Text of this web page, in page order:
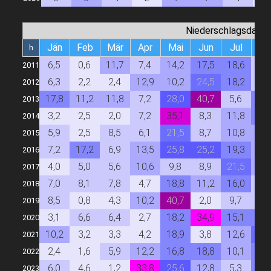
Niederschlagsdauer
h Jän Feb Mär Apr Mai Jun Jul
2011 6,5 0,6 11,7 7,4 14,2 17,5 18,6
2012 6,3 2,2 2,4 12,9 10,2 24,5 18,2
2013 17,8 11,2 11,8 7,2 28,0 40,7 5,6
2014 3,2 2,5 2,0 7,2 35,1 8,3 11,8
2015 5,9 2,5 8,5 6,1 21,5 8,7 10,8
2016 7,2 17,2 6,9 13,5 25,8 25,2 19,3
2017 4,0 5,0 5,6 10,6 9,8 8,9 21,5
2018 7,0 8,1 7,8 4,7 18,8 11,2 16,0
2019 8,5 0,8 4,3 10,2 40,7 2,0 9,7
2020 3,1 6,6 6,4 2,7 18,2 34,9 15,1
2021 10,2 3,2 3,3 4,2 18,9 3,8 12,6
2022 2,4 1,6 5,9 12,2 16,8 18,8 10,1
2023 6,0 4,6 1,2 33,8 25,6 12,8 5,3